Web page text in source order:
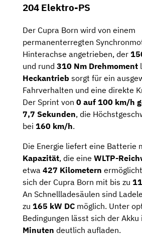
204 Elektro-PS
Der Cupra Born wird von einem
permanenterregten
Hinterachse angetrieben, der
und rund 310 Nm Drehmoment
Heckantrieb sorgt für ein
Fahrverhalten und eine direkte
Der Sprint von 0 auf 100 km/h
7,7 Sekunden, die
bei 160 km/h.
Die Energie liefert eine Batterie
Kapazität, die eine WLTP-
etwa 427 Kilometern
sich der Cupra Born mit bis zu
An Schnellladesäulen sind
zu 165 kW DC möglich. Unter
Bedingungen lässt sich der Akku
Minuten deutlich aufladen.